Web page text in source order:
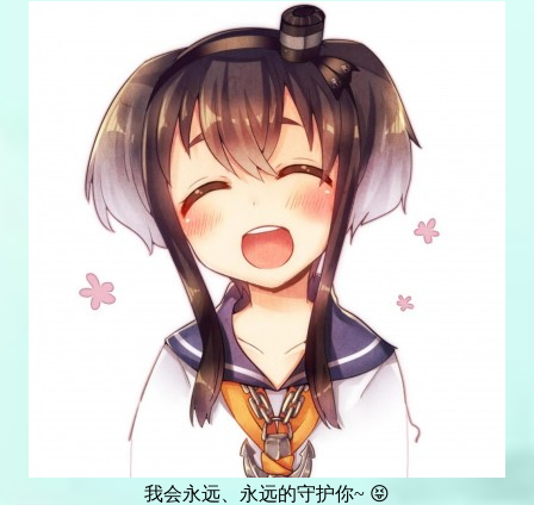
我会永远、永远的守护你~ 😝